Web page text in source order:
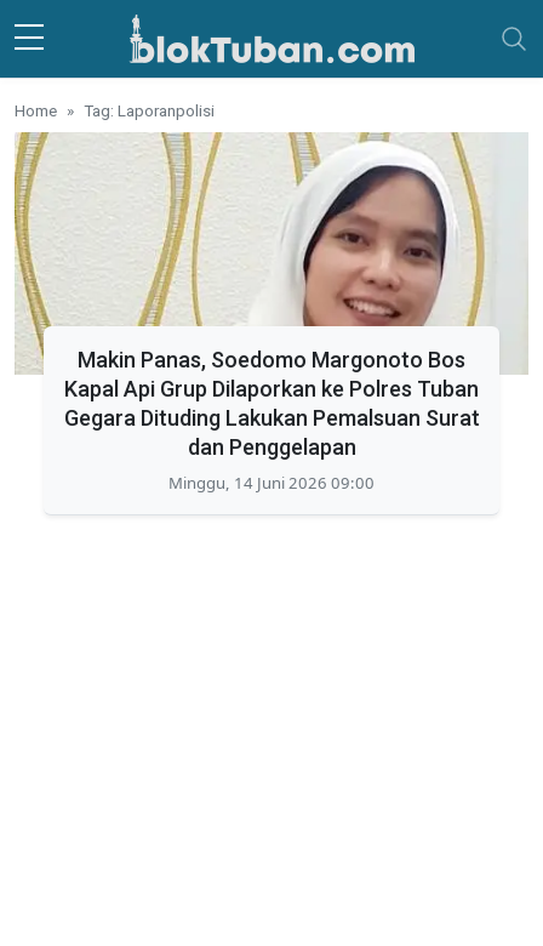
Skip to main content
Home Tag: Laporanpolisi
Makin Panas, Soedomo Margonoto Bos
Kapal Api Grup Dilaporkan ke Polres Tuban
Gegara Dituding Lakukan Pemalsuan Surat
dan Penggelapan
Minggu, 14 Juni 2026 09:00